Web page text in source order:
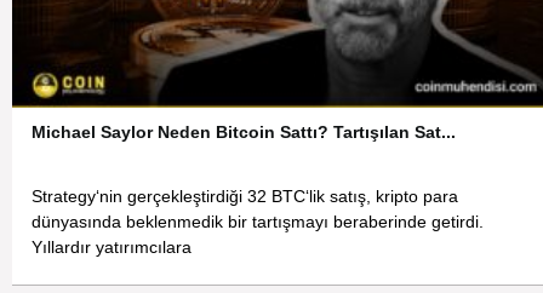
Michael Saylor Neden Bitcoin Sattı? Tartışılan Sat...
Strategy‘nin gerçekleştirdiği 32 BTC‘lik satış, kripto para
dünyasında beklenmedik bir tartışmayı beraberinde getirdi.
Yıllardır yatırımcılara